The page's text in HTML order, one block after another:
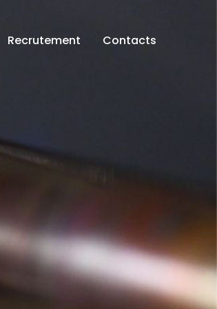
Recrutement Contacts